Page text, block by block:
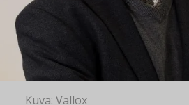
Kuva: Vallox